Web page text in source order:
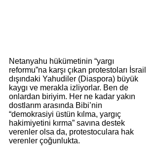
Netanyahu hükümetinin “yargı
reformu”na karşı çıkan protestoları İsrail
dışındaki Yahudiler (Diaspora) büyük
kaygı ve merakla izliyorlar. Ben de
onlardan biriyim. Her ne kadar yakın
dostlarım arasında Bibi’nin
“demokrasiyi üstün kılma, yargıç
hakimiyetini kırma” savına destek
verenler olsa da, protestoculara hak
verenler çoğunlukta.